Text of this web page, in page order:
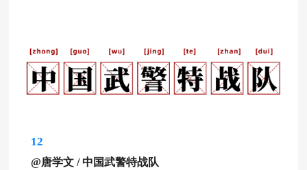
12
@唐学文 /中国武警特战队